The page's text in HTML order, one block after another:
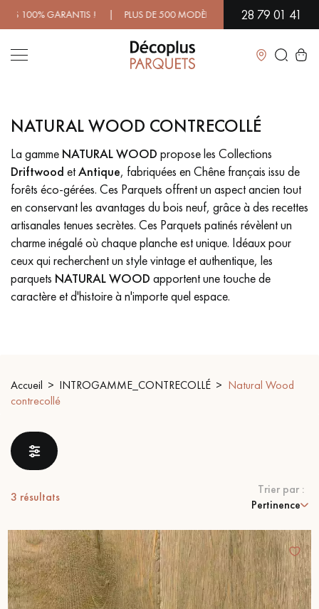
GARANTIS ! | PLUS DE 500 MODÈLES EN SHOWROOM |
28 79 01 41
Fermer
LES RECHERCHES LES PLUS COURANTES
PARQUET MASSIF
PARQUET CONTRECOLLÉ -
FLOTTANT
SOL PLAQUÉ BOIS VERITABLES
PARQUETS À MOTIFS
TRADITIONNELS
PARQUET EN BOIS EXOTIQUE PARQUET VERNIS
PARQUET HUILÉ PARQUET EN BOIS BRUT
ACCESSOIRES PARQUET
VOUS AVEZ UN PROJET ?
NATURAL WOOD CONTRECOLLÉ
La gamme NATURAL WOOD propose les Collections
Driftwood etAntique, fabriquées en Chêne français issu de
forêts éco-gérées. Ces Parquets offrent un aspect ancien tout
en conservant les avantages du bois neuf, grâce à des recettes
artisanales tenues secrètes. Ces Parquets patinés révèlent un
charme inégalé où chaque planche est unique. Idéaux pour
ceux qui recherchent un style vintage et authentique, les
parquets NATURAL WOOD apportent une touche de
caractère et d'histoire à n'importe quel espace.
Accueil INTROGAMME_CONTRECOLLÉ
Natural Wood
contrecollé
3 résultats
Trier par :
Pertinence